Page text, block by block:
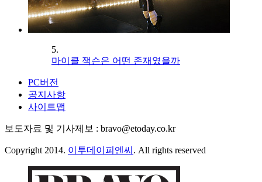
5.
마이클 잭슨은 어떤 존재였을까
PC버전
공지사항
사이트맵
보도자료 및 기사제보 : bravo@etoday.co.kr
Copyright 2014. 이투데이피엔씨 . All rights reserved